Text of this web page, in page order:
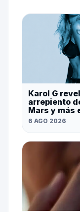
Karol G
arrepiento
Mars y más
6 AGO 2026